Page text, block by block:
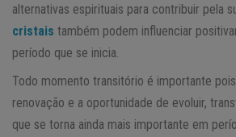
alternativas espirituais para contribuir pela
cristais também podem influenciar
período que se inicia.
Todo momento transitório é importante
renovação e a oportunidade de evoluir,
que se torna ainda mais importante em